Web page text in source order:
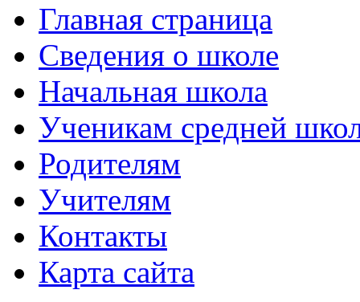
Главная страница
Сведения о школе
Начальная школа
Ученикам средней
Родителям
Учителям
Контакты
Карта сайта